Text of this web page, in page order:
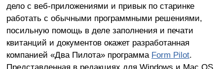
дело с веб-приложениями и привык по старинке
работать с обычными программными решениями,
посильную помощь в деле заполнения и печати
квитанций и документов окажет разработанная
компанией «Два Пилота» программа Form Pilot.
Представленная в редакциях для Windows и Mac OS